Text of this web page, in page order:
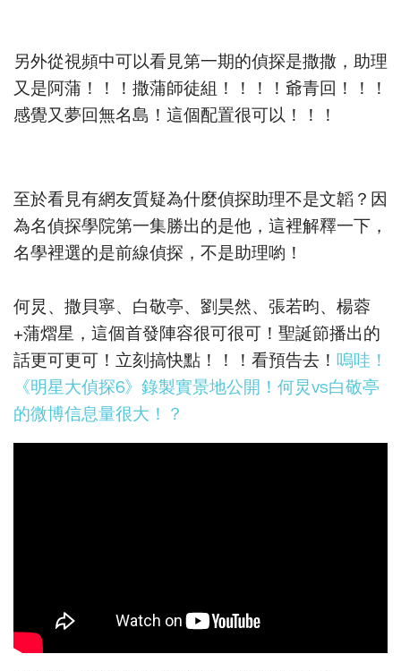
另外從視頻中可以看見第一期的偵探是撒撒，助理
又是阿蒲！！！撒蒲師徒組！！！！爺青回！！！
感覺又夢回無名島！這個配置很可以！！！
至於看見有網友質疑為什麼偵探助理不是文韜？因
為名偵探學院第一集勝出的是他，這裡解釋一下，
名學裡選的是前線偵探，不是助理喲！
何炅、撒貝寧、白敬亭、劉昊然、張若昀、楊蓉
+蒲熠星，這個首發陣容很可很可！聖誕節播出的
話更可更可！立刻搞快點！！！看預告去！ 嗚哇！
《明星大偵探6》錄製實景地公開！何炅vs白敬亭
的微博信息量很大！？